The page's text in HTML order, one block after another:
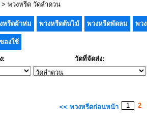
> พวงหรีด วัดลำดวน
หรีดผ้าห่ม พวงหรีดต้นไม้ พวงหรีดพัดลม พว
องใช้
: วัดที่จัดส่ง:
<< พวงหรีดก่อนหน้า 1 2